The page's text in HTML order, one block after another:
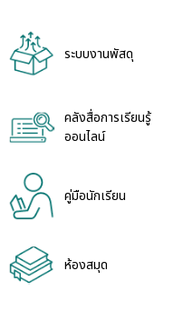
ระบบงานพัสดุ
คลังสื่อการเรียนรู้
ออนไลน์
คู่มือนักเรียน
ห้องสมุด